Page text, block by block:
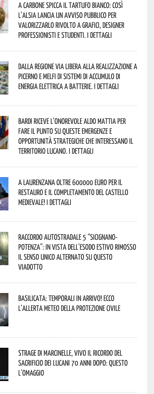
A Carbone spicca il tartufo bianco: così
l’Alsia lancia un avviso pubblico per
valorizzarlo rivolto a grafici, designer
professionisti e studenti. I dettagli
Dalla Regione via libera alla realizzazione a
Picerno e Melfi di sistemi di accumulo di
energia elettrica a batterie. I dettagli
Bardi riceve l’onorevole Aldo Mattia per
fare il punto su queste emergenze e
opportunità strategiche che interessano il
territorio lucano. I dettagli
A Laurenzana oltre 600000 euro per il
restauro e il completamento del Castello
Medievale! I dettagli
Raccordo Autostradale 5 “Sicignano-
Potenza”: in vista dell’esodo estivo rimosso
il senso unico alternato su questo
viadotto
Basilicata: temporali in arrivo! Ecco
l’allerta meteo della Protezione civile
Strage di Marcinelle, vivo il ricordo del
sacrificio dei lucani 70 anni dopo: questo
l’omaggio